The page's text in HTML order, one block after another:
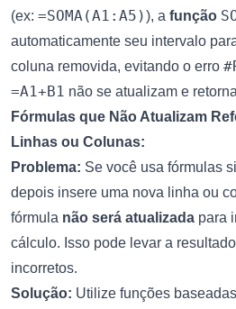
(ex: =SOMA(A1:A5)), a função
automaticamente seu intervalo
coluna removida, evitando o erro
=A1+B1 não se atualizam e
Fórmulas que Não Atualizam
Linhas ou Colunas:
Problema: Se você usa fórmulas
depois insere uma nova linha ou
fórmula não será atualizada para
cálculo. Isso pode levar a
incorretos.
Solução: Utilize funções